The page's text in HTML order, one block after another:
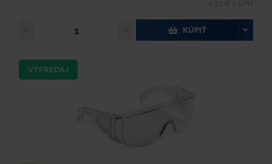
KÚPIŤ
VÝPREDAJ